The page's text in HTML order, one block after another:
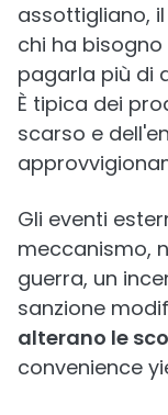
assottigliano,
chi ha
pagarla più di
È tipica dei
scarso e
Gli eventi
meccanismo,
guerra, un
sanzione
alterano le
convenience